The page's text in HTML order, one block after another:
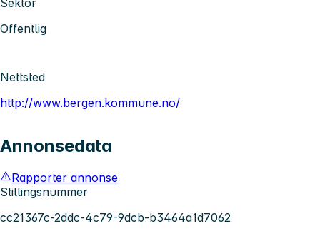
Offentlig
Nettsted
http://www.bergen.kommune.no/
Annonsedata
Rapporter annonse
Stillingsnummer
cc21367c-2ddc-4c79-9dcb-b3464a1d7062